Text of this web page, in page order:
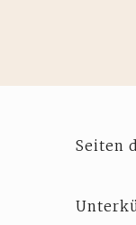
Seiten